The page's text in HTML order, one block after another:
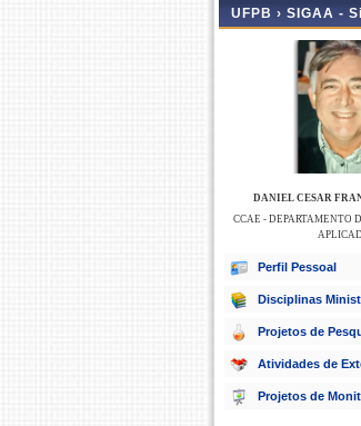
UFPB › SIGAA -
DANIEL CESAR
CCAE - DEPARTAMENTO
Perfil Pessoal
Disciplinas
Projetos de
Atividades de
Projetos de